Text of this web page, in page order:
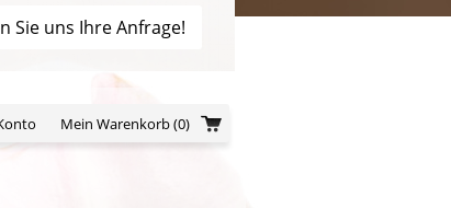
Sie uns Ihre Anfrage!
Mein Warenkorb(0)